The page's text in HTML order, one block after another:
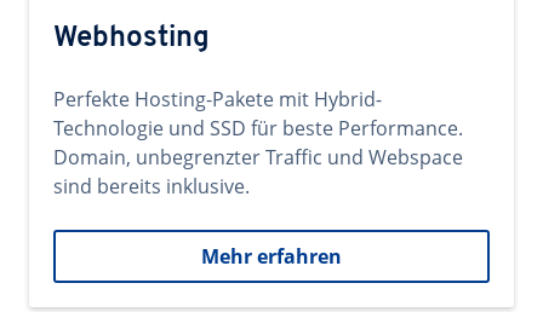
Webhosting
Perfekte Hosting-Pakete mit Hybrid-
Technologie und SSD für beste Performance.
Domain, unbegrenzter Traffic und Webspace
sind bereits inklusive.
Mehr erfahren